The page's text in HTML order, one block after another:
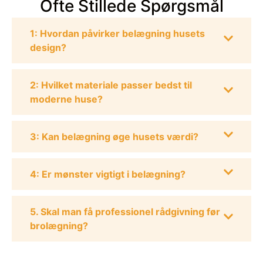
Ofte Stillede Spørgsmål
1: Hvordan påvirker belægning husets
design?
2: Hvilket materiale passer bedst til
moderne huse?
3: Kan belægning øge husets værdi?
4: Er mønster vigtigt i belægning?
5. Skal man få professionel rådgivning før
brolægning?